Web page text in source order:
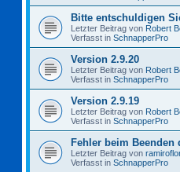
Bitte entschuldigen
Letzter Beitrag von Robert
Verfasst in SchnapperPro
Version 2.9.20
Letzter Beitrag von Robert
Verfasst in SchnapperPro
Version 2.9.19
Letzter Beitrag von Robert
Verfasst in SchnapperPro
Fehler beim Beenden
Letzter Beitrag von
Verfasst in SchnapperPro